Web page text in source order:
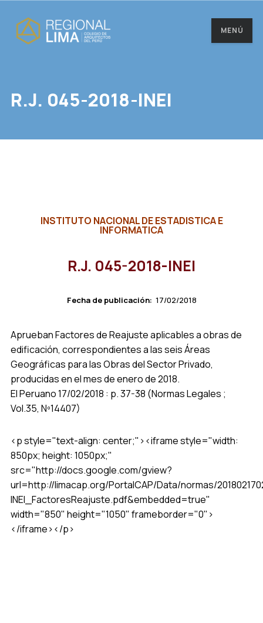
MENÚ
R.J. 045-2018-INEI
INSTITUTO NACIONAL DE ESTADISTICA E
INFORMATICA
R.J. 045-2018-INEI
Fecha de publicación: 17/02/2018
Aprueban Factores de Reajuste aplicables a obras de
edificación, correspondientes a las seis Áreas
Geográficas para las Obras del Sector Privado,
producidas en el mes de enero de 2018.
El Peruano 17/02/2018 : p. 37-38 (Normas Legales ;
Vol.35, Nº14407)
<p style="text-align: center;"><iframe style="width:
850px; height: 1050px;"
src="http://docs.google.com/gview?
url=http://limacap.org/PortalCAP/Data/normas/
INEI_FactoresReajuste.pdf&embedded=true"
width="850" height="1050" frameborder="0">
</iframe></p>